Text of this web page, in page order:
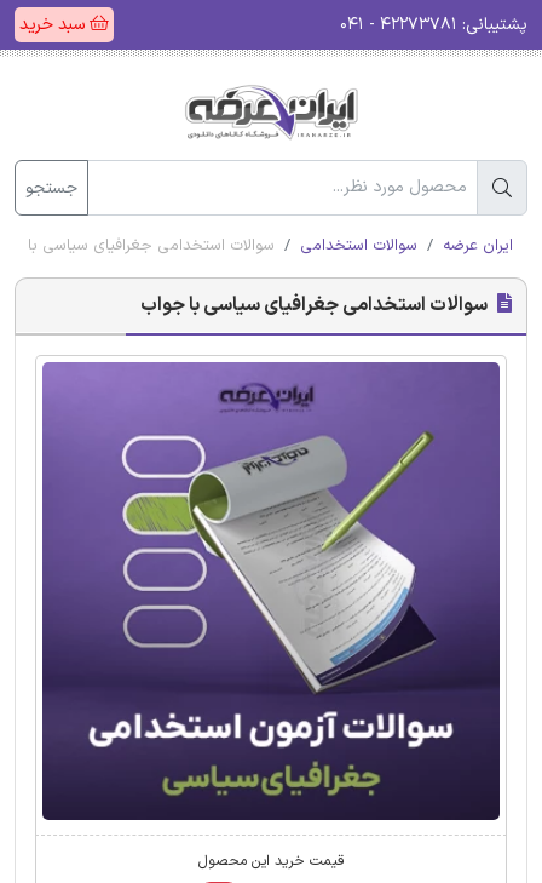
پشتیبانی: سبد خرید
جستجو
ایران عرضه سوالات استخدامی سوالات استخدامی جغرافیای سیاسی با
سوالات استخدامی جغرافیای سیاسی با جواب
قیمت خرید این محصول